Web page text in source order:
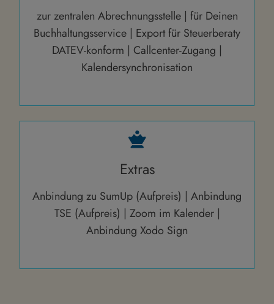
zur zentralen Abrechnungsstelle | für Deinen
Buchhaltungsservice | Export für Steuerberaty
DATEV-konform | Callcenter-Zugang |
Kalendersynchronisation
Extras
Anbindung zu SumUp (Aufpreis) | Anbindung
TSE (Aufpreis) | Zoom im Kalender |
Anbindung Xodo Sign